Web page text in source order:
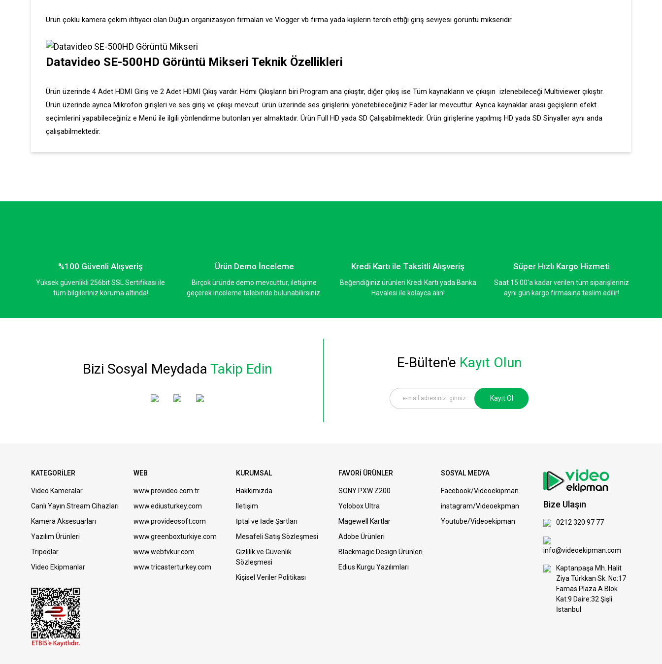
Ürün çoklu kamera çekim ihtiyacı olan Düğün organizasyon firmaları ve Vlogger vb firma yada kişilerin tercih ettiği giriş seviyesi görüntü mikseridir.
Datavideo SE-500HD Görüntü Mikseri Teknik Özellikleri
Ürün üzerinde 4 Adet HDMI Giriş ve 2 Adet HDMI Çıkış vardır. Hdmı Çıkışların biri Program ana çıkıştır, diğer çıkış ise Tüm kaynakların ve çıkışın izlenebileceği Multiviewer çıkıştır.
Ürün üzerinde ayrıca Mikrofon girişleri ve ses giriş ve çıkışı mevcut. ürün üzerinde ses girişlerini yönetebileceğiniz Fader lar mevcuttur. Ayrıca kaynaklar arası geçişlerin efekt
seçimlerini yapabileceğiniz e Menü ile ilgili yönlendirme butonları yer almaktadır. Ürün Full HD yada SD Çalışabilmektedir. Ürün girişlerine yapılmış HD yada SD Sinyaller aynı anda
çalışabilmektedir.
%100 Güvenli Alışveriş
Yüksek güvenlikli 256bit SSL Sertifikası ile
tüm bilgileriniz koruma altında!
Ürün Demo İnceleme
Birçok üründe demo mevcuttur, iletişime
geçerek inceleme talebinde bulunabilirsiniz.
Kredi Kartı ile Taksitli Alışveriş
Beğendiğiniz ürünleri Kredi Kartı yada Banka
Havalesi ile kolayca alın!
Süper Hızlı Kargo Hizmeti
Saat 15:00'a kadar verilen tüm siparişleriniz
aynı gün kargo firmasına teslim edilir!
Bizi Sosyal Meydada Takip Edin E-Bülten'e Kayıt Olun
Kayıt Ol
KATEGORİLER
Video Kameralar
Canlı Yayın Stream Cihazları
Kamera Aksesuarları
Yazılım Ürünleri
Tripodlar
Video Ekipmanlar
WEB
www.provideo.com.tr
www.ediusturkey.com
www.provideosoft.com
www.greenboxturkiye.com
www.webtvkur.com
www.tricasterturkey.com
KURUMSAL
Hakkımızda
Iletişim
İptal ve İade Şartları
Mesafeli Satış Sözleşmesi
Gizlilik ve Güvenlik
Sözleşmesi
Kişisel Veriler Politikası
FAVORİ ÜRÜNLER
SONY PXW Z200
Yolobox Ultra
Magewell Kartlar
Adobe Ürünleri
Blackmagic Design Ürünleri
Edius Kurgu Yazılımları
SOSYAL MEDYA
Facebook/Videoekipman
instagram/Videoekpman
Youtube/Videoekipman
Bize Ulaşın
0212 320 97 77
info@videoekipman.com
Kaptanpaşa Mh. Halit
Ziya Türkkan Sk. No:17
Famas Plaza A Blok
Kat:9 Daire:32 Şişli
İstanbul